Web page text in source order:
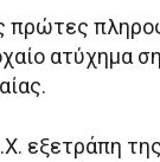
πρώτες
ατύχημα
εξετράπη